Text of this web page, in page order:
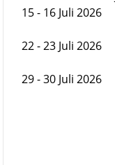
08 - 09 Juli 2026
15 - 16 Juli 2026
22 - 23 Juli 2026